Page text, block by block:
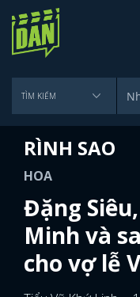
RÌNH SAO
HOA
Đặng
Minh và
cho vợ lễ